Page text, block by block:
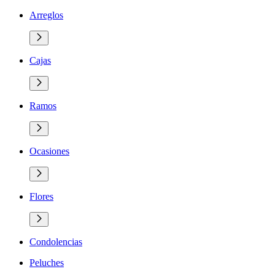
Arreglos
Cajas
Ramos
Ocasiones
Flores
Condolencias
Peluches